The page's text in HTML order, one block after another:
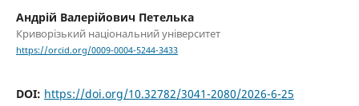
Андрій Валерійович Петелька
Криворізький національний університет
https://orcid.org/0009-0004-5244-3433
DOI: https://doi.org/10.32782/3041-2080/2026-6-25